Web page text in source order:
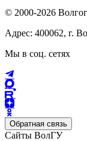
© 2000-2026
Адрес: 400062, г.
Мы в соц. сетях
Обратная связь
Сайты ВолГУ